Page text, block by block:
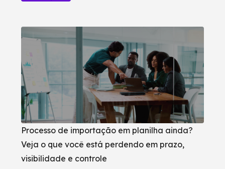
Processo de importação em planilha ainda?
Veja o que você está perdendo em prazo,
visibilidade e controle